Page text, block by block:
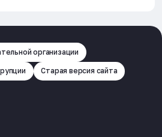
организации
Старая версия сайта